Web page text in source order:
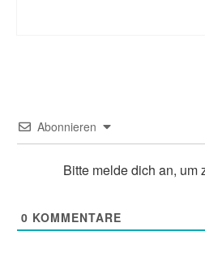
Abonnieren
Bitte melde dich an, um
0 KOMMENTARE